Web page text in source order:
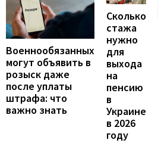
Военнообязанных
могут объявить в
розыск даже
после уплаты
штрафа: что
важно знать
Сколько
стажа
нужно
для
выхода
на
пенсию
в
Украине
в 2026
году